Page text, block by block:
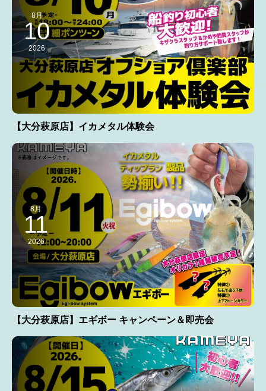
8月
10
2026
【大分萩原店】イカメタル体験会
8月
11
2026
【大分萩原店】エギボー キャンペーン＆即売会